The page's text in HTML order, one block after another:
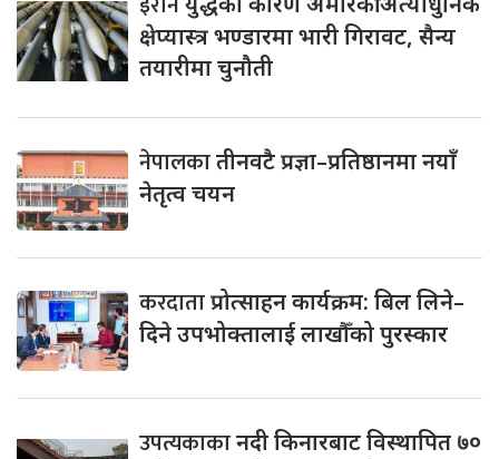
क्षेप्यास्त्र भण्डारमा भारी गिरावट, सैन्य
तयारीमा चुनौती
नेपालकातीनवटै प्रज्ञा–प्रतिष्ठानमा नयाँ
नेतृत्व चयन
करदाताप्रोत्साहन कार्यक्रम: बिल लिने–
दिने उपभोक्तालाई लाखौँको पुरस्कार
उपत्यकाकानदी किनारबाट विस्थापित ७०